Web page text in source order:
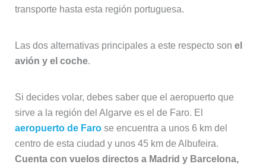
transporte hasta esta región portuguesa.
Las dos alternativas principales a este respecto son el
avión y el coche.
Si decides volar, debes saber que el aeropuerto que
sirve a la región del Algarve es el de Faro. El
aeropuerto de Farose encuentra a unos 6 km del
centro de esta ciudad y unos 45 km de Albufeira.
Cuenta con vuelos directos a Madrid y Barcelona,